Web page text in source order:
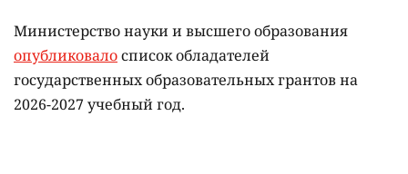
Министерство науки и высшего образования
опубликовалосписок обладателей
государственных образовательных грантов на
2026-2027 учебный год.